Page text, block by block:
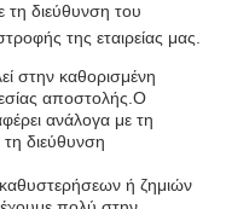
τη διεύθυνση του
της εταιρείας μας.
στην καθορισμένη
αποστολής.Ο
ανάλογα με τη
διεύθυνση
καθυστερήσεων ή ζημιών